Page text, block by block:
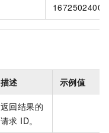
1672502400
描述 示例值
返回结果的
请求 ID。